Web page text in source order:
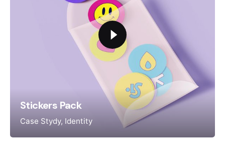
Stickers Pack
Case Stydy Identity